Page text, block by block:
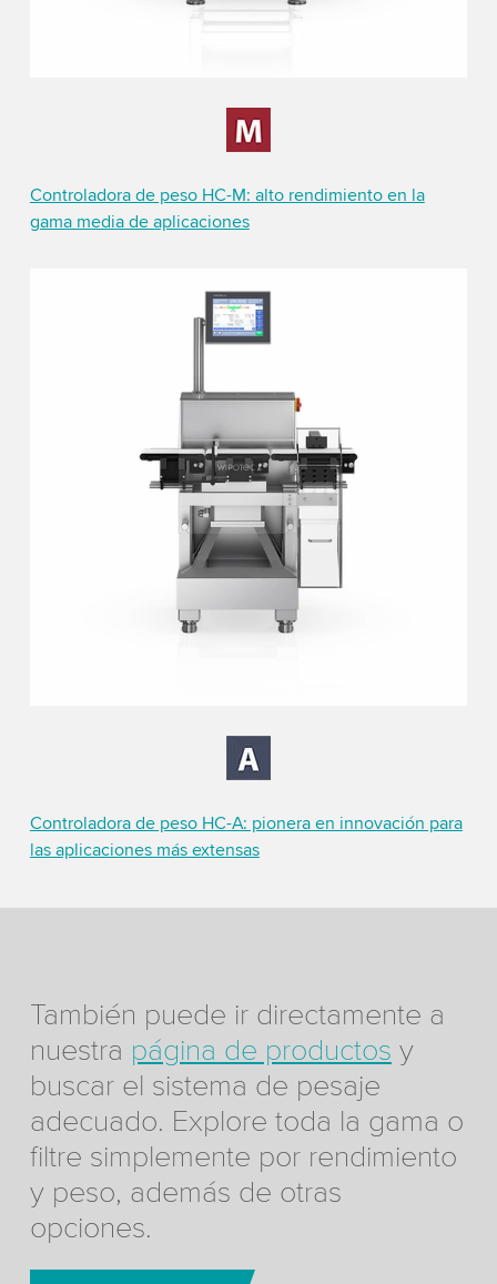
Controladora de peso HC-M: alto rendimiento en la
gama media de aplicaciones
Controladora de peso HC-A: pionera en innovación para
las aplicaciones más extensas
También puede ir directamente a
nuestra página de productos y
buscar el sistema de pesaje
adecuado. Explore toda la gama o
filtre simplemente por rendimiento
y peso, además de otras
opciones.